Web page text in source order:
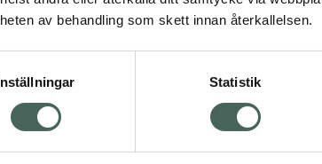
av behandling som skett innan återkallelsen.
Statistik
Vanliga frågor